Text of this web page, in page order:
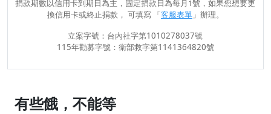
捐款期數以信用卡到期日為主，固定捐款日為每月1號，如果您想要更
換信用卡或終止捐款， 可填寫 「客服表單」辦理。
立案字號：台內社字第1010278037號
115年勸募字號：衛部救字第1141364820號
有些餓，不能等